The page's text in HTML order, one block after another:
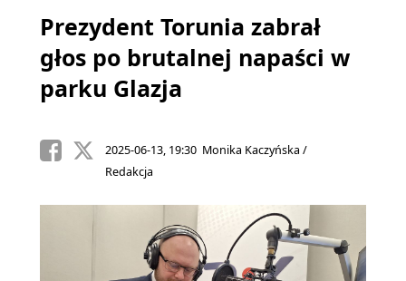
Prezydent Torunia zabrał
głos po brutalnej napaści w
parku Glazja
2025-06-13, 19:30 Monika Kaczyńska /
Redakcja